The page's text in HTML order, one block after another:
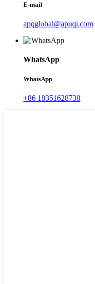
E-mail
apqglobal@apuqi.com
WhatsApp
WhatsApp
+86 18351628738